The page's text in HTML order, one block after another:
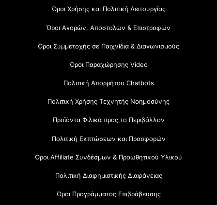
Όροι Χρήσης και Πολιτική Λειτουργίας
Όροι Αγορών, Αποστολών & Επιστροφών
Όροι Συμμετοχής σε Παιχνίδια & Διαγωνισμούς
Όροι Παραχώρησης Video
Πολιτική Απορρήτου Chatbots
Πολιτική Χρήσης Τεχνητής Νοημοσύνης
Προϊόντα Φιλικά προς το Περιβάλλον
Πολιτική Εκπτώσεων και Προσφορών
Όροι Affiliate Συνδέσμων & Προωθητικού Υλικού
Πολιτική Διαφημιστικής Διαφάνειας
Όροι Προγράμματος Επιβράβευσης